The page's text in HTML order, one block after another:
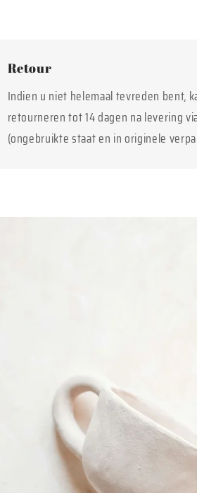
Retour
Indien u niet helemaal tevreden bent,
retourneren tot 14 dagen na levering
(ongebruikte staat en in originele